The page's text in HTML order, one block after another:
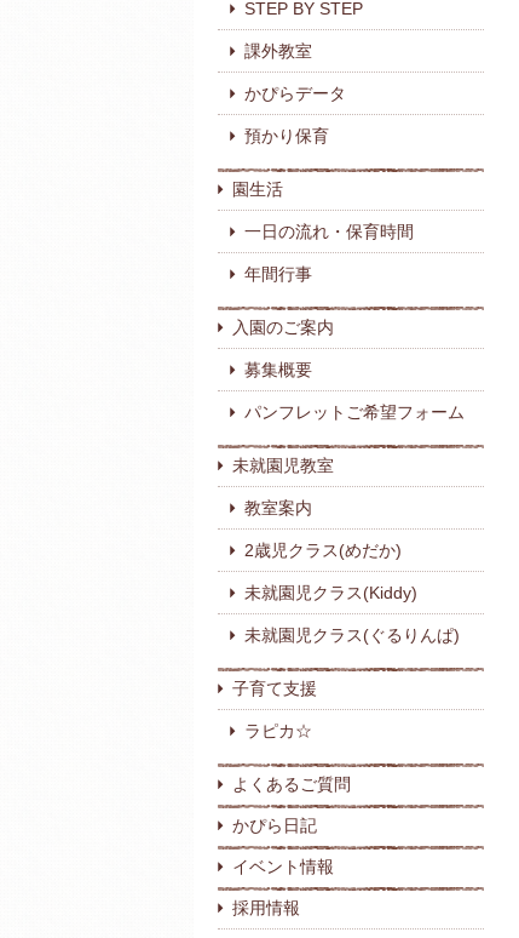
STEP BY STEP
課外教室
かぴらデータ
預かり保育
園生活
一日の流れ・保育時間
年間行事
入園のご案内
募集概要
パンフレットご希望フォーム
未就園児教室
教室案内
2歳児クラス(めだか)
未就園児クラス(Kiddy)
未就園児クラス(ぐるりんぱ)
子育て支援
ラピカ☆
よくあるご質問
かぴら日記
イベント情報
採用情報